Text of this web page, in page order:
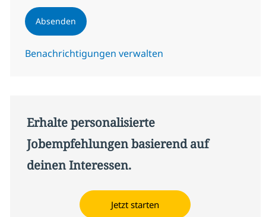
Absenden
Benachrichtigungen verwalten
Erhalte personalisierte
Jobempfehlungen basierend auf
deinen Interessen.
Jetzt starten